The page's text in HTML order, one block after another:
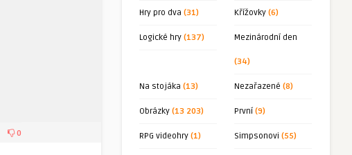
0
Hry pro dva (31) Křížovky (6)
Logické hry (137) Mezinárodní den
(34)
Na stojáka (13) Nezařazené (8)
Obrázky (13 203) První (9)
RPG videohry (1) Simpsonovi (55)